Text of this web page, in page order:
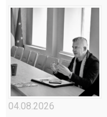
04.08.2026